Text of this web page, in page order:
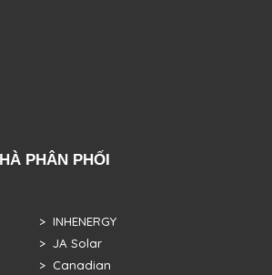
PHÂN PHỐI
> INHENERGY
> JA Solar
> Canadian